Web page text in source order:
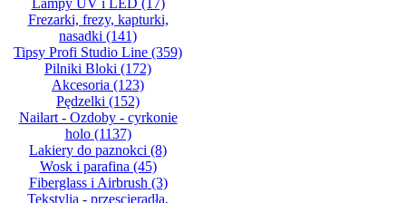
Lampy UV i LED (17)
Frezarki, frezy, kapturki,
nasadki (141)
Tipsy Profi Studio Line (359)
Pilniki Bloki (172)
Akcesoria (123)
Pędzelki (152)
Nailart - Ozdoby - cyrkonie
holo(1137)
Lakiery do paznokci (8)
Wosk i parafina (45)
Fiberglass i Airbrush (3)
Tekstylia - przescieradła,